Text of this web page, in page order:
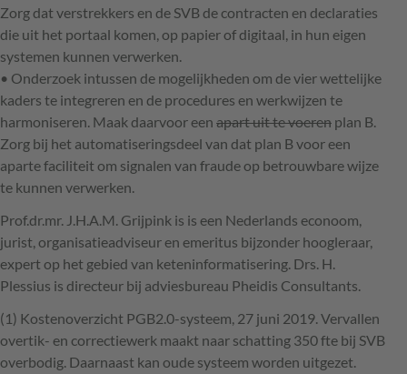
Zorg dat verstrekkers en de SVB de contracten en declaraties
die uit het portaal komen, op papier of digitaal, in hun eigen
systemen kunnen verwerken.
• Onderzoek intussen de mogelijkheden om de vier wettelijke
kaders te integreren en de procedures en werkwijzen te
harmoniseren. Maak daarvoor een apart uit te voeren plan B.
Zorg bij het automatiseringsdeel van dat plan B voor een
aparte faciliteit om signalen van fraude op betrouwbare wijze
te kunnen verwerken.
Prof.dr.mr. J.H.A.M. Grijpink is is een Nederlands econoom,
jurist, organisatieadviseur en emeritus bijzonder hoogleraar,
expert op het gebied van keteninformatisering. Drs. H.
Plessius is directeur bij adviesbureau Pheidis Consultants.
(1) Kostenoverzicht PGB2.0-systeem, 27 juni 2019. Vervallen
overtik- en correctiewerk maakt naar schatting 350 fte bij SVB
overbodig. Daarnaast kan oude systeem worden uitgezet.